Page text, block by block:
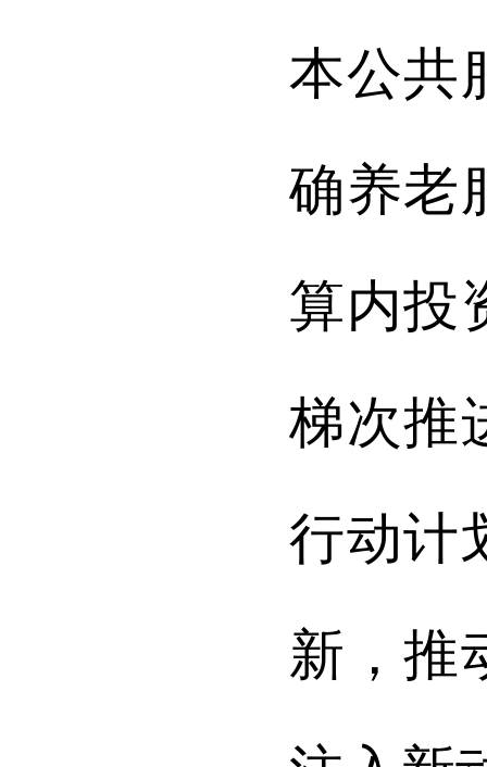
本公共
确养老
算内投
梯次推
行动计
新，推